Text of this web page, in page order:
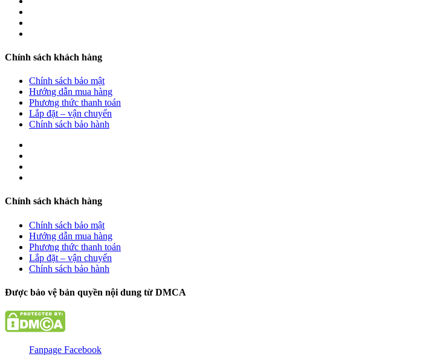
Chính sách khách hàng
Chính sách bảo mật
Hướng dẫn mua hàng
Phương thức thanh toán
Lắp đặt – vận chuyển
Chính sách bảo hành
Chính sách khách hàng
Chính sách bảo mật
Hướng dẫn mua hàng
Phương thức thanh toán
Lắp đặt – vận chuyển
Chính sách bảo hành
Được bảo vệ bản quyền nội dung từ DMCA
Fanpage Facebook